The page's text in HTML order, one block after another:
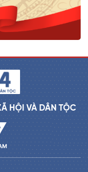
HỘI VÀ DÂN TỘC